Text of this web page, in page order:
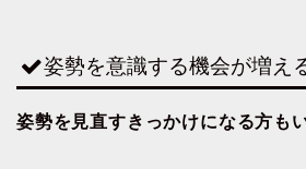
姿勢を意識する機会が増え
姿勢を見直すきっかけになる方も